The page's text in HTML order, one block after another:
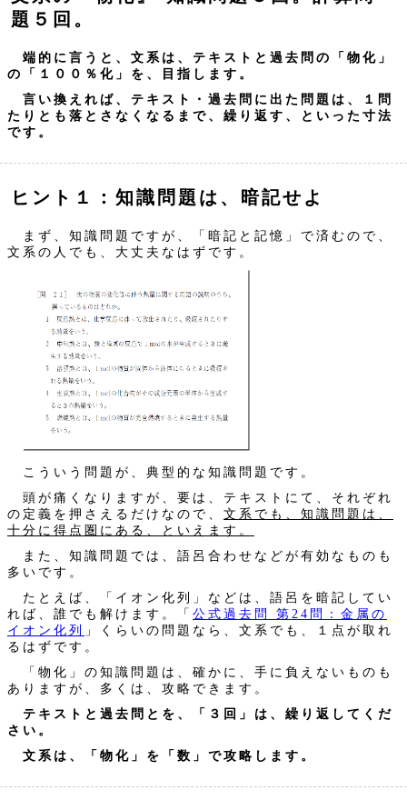
題５回。
端的に言うと、文系は、テキストと過去問の「物化」
の「１００％化」を、目指します。
言い換えれば、テキスト・過去問に出た問題は、１問
たりとも落とさなくなるまで、繰り返す、といった寸法
です。
ヒント１：知識問題は、暗記せよ
まず、知識問題ですが、「暗記と記憶」で済むので、
文系の人でも、大丈夫なはずです。
こういう問題が、典型的な知識問題です。
頭が痛くなりますが、要は、テキストにて、それぞれ
の定義を押さえるだけなので、 文系でも、知識問題は、
十分に得点圏にある、といえます。
また、知識問題では、語呂合わせなどが有効なものも
多いです。
たとえば、「イオン化列」などは、語呂を暗記してい
れば、誰でも解けます。「 公式過去問 第24問：金属の
イオン化列
」くらいの問題なら、文系でも、１点が取れ
るはずです。
「物化」の知識問題は、確かに、手に負えないものも
ありますが、多くは、攻略できます。
テキストと過去問とを、「３回」は、繰り返してくだ
さい。
文系は、「物化」を「数」で攻略します。